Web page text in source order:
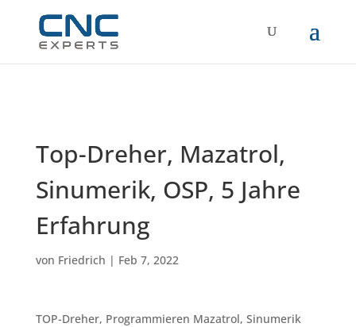
Top-Dreher, Mazatrol,
Sinumerik, OSP, 5 Jahre
Erfahrung
von Friedrich | Feb 7, 2022
TOP-Dreher, Programmieren Mazatrol, Sinumerik